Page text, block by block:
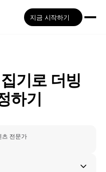
지금 시작하기
기로 더빙
하기
츠 전문가